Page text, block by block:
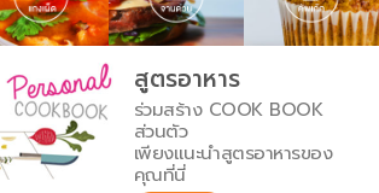
บหน่วยการตวง
บอุณหภูมิ
บน้ำหนักวัตถุดิบ
สูตรอาหาร
ร่วมสร้าง COOK BOOK
ส่วนตัว
เพียงแนะนำสูตรอาหารของ
คุณที่นี่